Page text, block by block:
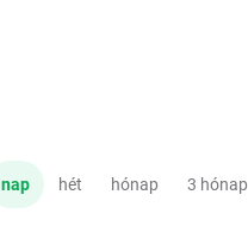
nap hét hónap 3 hónap